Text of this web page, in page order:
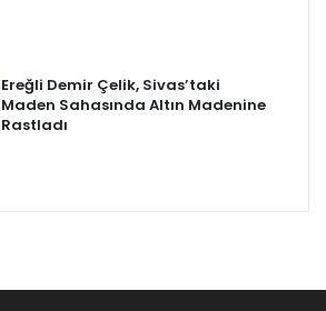
Ereğli Demir Çelik, Sivas’taki
Maden Sahasında Altın Madenine
Rastladı